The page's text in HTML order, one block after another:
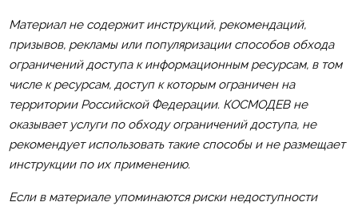
Материал не содержит инструкций, рекомендаций,
призывов, рекламы или популяризации способов обхода
ограничений доступа к информационным ресурсам, в том
числе к ресурсам, доступ к которым ограничен на
территории Российской Федерации. КОСМОДЕВ не
оказывает услуги по обходу ограничений доступа, не
рекомендует использовать такие способы и не размещает
инструкции по их применению.
Если в материале упоминаются риски недоступности